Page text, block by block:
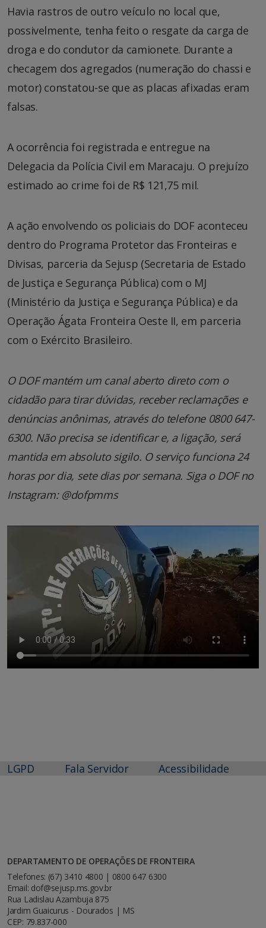
Havia rastros de outro veículo no local que,
possivelmente, tenha feito o resgate da carga de
droga e do condutor da camionete. Durante a
checagem dos agregados (numeração do chassi e
motor) constatou-se que as placas afixadas eram
falsas.
A ocorrência foi registrada e entregue na
Delegacia da Polícia Civil em Maracaju. O prejuízo
estimado ao crime foi de R$ 121,75 mil.
A ação envolvendo os policiais do DOF aconteceu
dentro do Programa Protetor das Fronteiras e
Divisas, parceria da Sejusp (Secretaria de Estado
de Justiça e Segurança Pública) com o MJ
(Ministério da Justiça e Segurança Pública) e da
Operação Ágata Fronteira Oeste II, em parceria
com o Exército Brasileiro.
O DOF mantém um canal aberto direto com o
cidadão para tirar dúvidas, receber reclamações e
denúncias anônimas, através do telefone 0800 647-
6300. Não precisa se identificar e, a ligação, será
mantida em absoluto sigilo. O serviço funciona 24
horas por dia, sete dias por semana. Siga o DOF no
Instagram: @dofpmms
LGPD Fala Servidor Acessibilidade
DEPARTAMENTO DE OPERAÇÕES DE FRONTEIRA
Telefones: (67) 3410 4800 | 0800 647 6300
Email: dof@sejusp.ms.gov.br
Rua Ladislau Azambuja 875
Jardim Guaicurus - Dourados | MS
CEP: 79.837-000